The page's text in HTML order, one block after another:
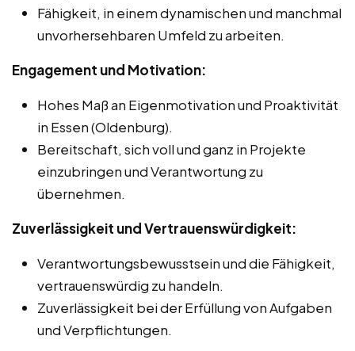
Fähigkeit, in einem dynamischen und manchmal
unvorhersehbaren Umfeld zu arbeiten.
Engagement und Motivation:
Hohes Maß an Eigenmotivation und Proaktivität
in Essen (Oldenburg).
Bereitschaft, sich voll und ganz in Projekte
einzubringen und Verantwortung zu
übernehmen.
Zuverlässigkeit und Vertrauenswürdigkeit:
Verantwortungsbewusstsein und die Fähigkeit,
vertrauenswürdig zu handeln.
Zuverlässigkeit bei der Erfüllung von Aufgaben
und Verpflichtungen.